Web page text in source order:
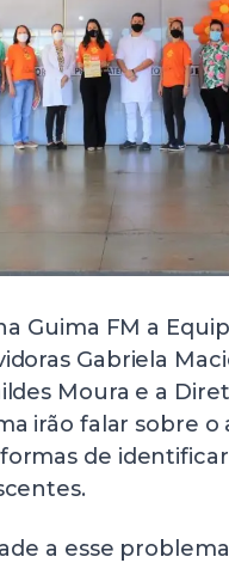
Guima FM a
Gabriela
Moura e a
irão falar sobre
de
a esse